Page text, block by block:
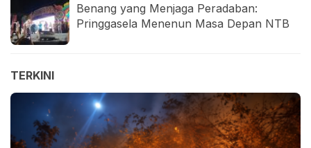
Benang yang Menjaga Peradaban:
Pringgasela Menenun Masa Depan NTB
TERKINI